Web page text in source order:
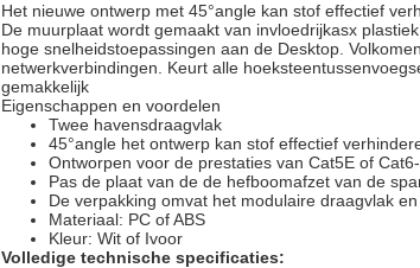
Het nieuwe ontwerp met 45°angle kan stof effectief
De muurplaat wordt gemaakt van invloedrijkasx
hoge snelheidstoepassingen aan de Desktop.
netwerkverbindingen. Keurt alle
gemakkelijk
Eigenschappen en voordelen
Twee havensdraagvlak
45°angle het ontwerp kan stof effectief
Ontworpen voor de prestaties van Cat5E of
Pas de plaat van de de hefboomafzet van de
De verpakking omvat het modulaire draagvlak
Materiaal: PC of ABS
Kleur: Wit of Ivoor
Volledige technische specificaties: